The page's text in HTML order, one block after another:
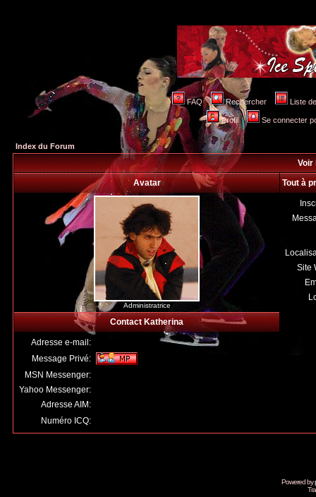
FAQ Rechercher Liste
Profil Se connecter
Index du Forum
Voir
Avatar
Tout à
Administratrice
Site
Contact Katherina
Adresse e-mail:
Message Privé:
MSN Messenger:
Yahoo Messenger:
Adresse AIM:
Numéro ICQ:
Powered by